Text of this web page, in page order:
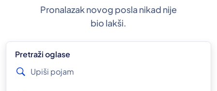
Pronalazak novog posla nikad nije
bio lakši.
Pretraži oglase